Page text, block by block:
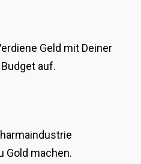
Geld mit Deiner
auf.
Gold machen.